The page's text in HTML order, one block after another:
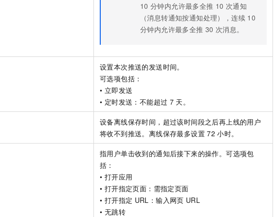
10 分钟内允许最多全推 10 次通知
（消息转通知按通知处理），连续 10
分钟内允许最多全推 30 次消息。
设置本次推送的发送时间。
可选项包括：
• 立即发送
• 定时发送：不能超过 7 天。
设备离线保存时间，超过该时间段之后再上线的用户
将收不到推送。离线保存最多设置 72 小时。
指用户单击收到的通知后接下来的操作。可选项包
括：
• 打开应用
• 打开指定页面：需指定页面
• 打开指定 URL：输入网页 URL
• 无跳转